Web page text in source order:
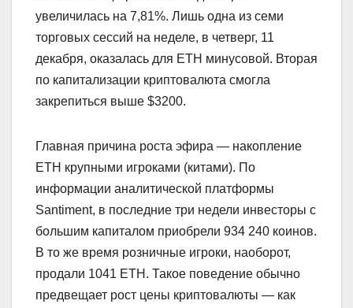
увеличилась на 7,81%. Лишь одна из семи
торговых сессий на неделе, в четверг, 11
декабря, оказалась для ETH минусовой. Вторая
по капитализации криптовалюта смогла
закрепиться выше $3200.
Главная причина роста эфира — накопление
ETH крупными игроками (китами). По
информации аналитической платформы
Santiment, в последние три недели инвесторы с
большим капиталом приобрели 934 240 коинов.
В то же время розничные игроки, наоборот,
продали 1041 ETH. Такое поведение обычно
предвещает рост цены криптовалюты — как